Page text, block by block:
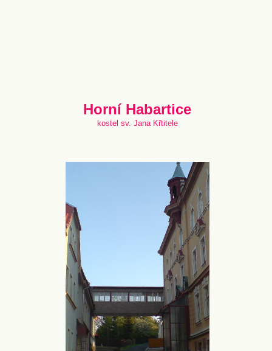
Horní Habartice
kostel sv. Jana Křtitele